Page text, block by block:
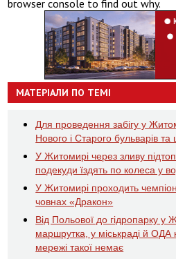
browser console to find out why.
МАТЕРІАЛИ ПО ТЕМІ
Для проведення забігу у
Нового і Старого бульварів та
У Житомирі через зливу
подекуди їздять по колеса у
У Житомирі проходить
човнах «Дракон»
Від Польової до гідропарку у
маршрутка, у міськраді й ОДА
мережі такої немає